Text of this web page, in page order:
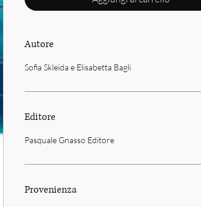
Autore
Sofia Skleida e Elisabetta Bagli
Editore
Pasquale Gnasso Editore
Provenienza